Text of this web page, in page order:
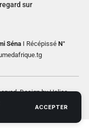
ACCEPTER
sur
SénaI RécépisséN°
Design by Helios